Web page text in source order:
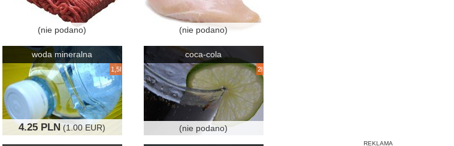
(nie podano) (nie podano)
woda mineralna
1,5l
4.25 PLN (1.00 EUR)
coca-cola
2l
(nie podano)